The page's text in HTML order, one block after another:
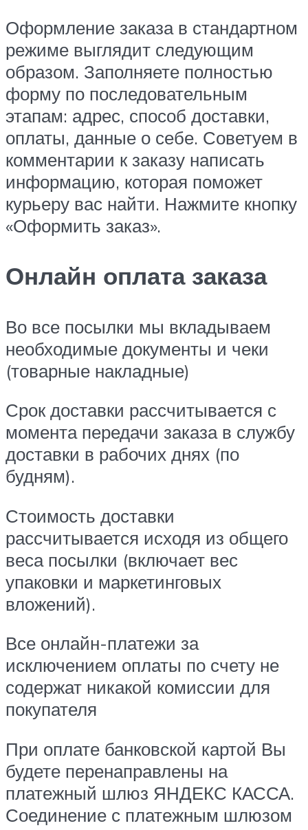
Оформление заказа в стандартном
режиме выглядит следующим
образом. Заполняете полностью
форму по последовательным
этапам: адрес, способ доставки,
оплаты, данные о себе. Советуем в
комментарии к заказу написать
информацию, которая поможет
курьеру вас найти. Нажмите кнопку
«Оформить заказ».
Онлайн оплата заказа
Во все посылки мы вкладываем
необходимые документы и чеки
(товарные накладные)
Срок доставки рассчитывается с
момента передачи заказа в службу
доставки в рабочих днях (по
будням).
Стоимость доставки
рассчитывается исходя из общего
веса посылки (включает вес
упаковки и маркетинговых
вложений).
Все онлайн-платежи за
исключением оплаты по счету не
содержат никакой комиссии для
покупателя
При оплате банковской картой Вы
будете перенаправлены на
платежный шлюз ЯНДЕКС КАССА.
Соединение с платежным шлюзом